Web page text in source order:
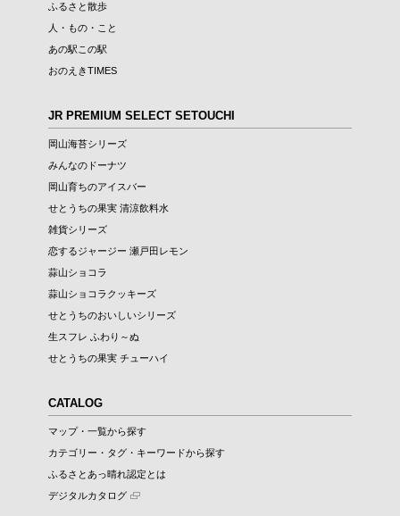
ふるさと散歩
人・もの・こと
あの駅この駅
おのえきTIMES
JR PREMIUM SELECT SETOUCHI
岡山海苔シリーズ
みんなのドーナツ
岡山育ちのアイスバー
せとうちの果実 清涼飲料水
雑貨シリーズ
恋するジャージー 瀬戸田レモン
蒜山ショコラ
蒜山ショコラクッキーズ
せとうちのおいしいシリーズ
生スフレ ふわり～ぬ
せとうちの果実 チューハイ
CATALOG
マップ・一覧から探す
カテゴリー・タグ・キーワードから探す
ふるさとあっ晴れ認定とは
デジタルカタログ